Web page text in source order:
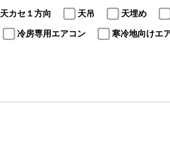
天カセ１方向 天吊 天埋め
冷房専用エアコン 寒冷地向けエ